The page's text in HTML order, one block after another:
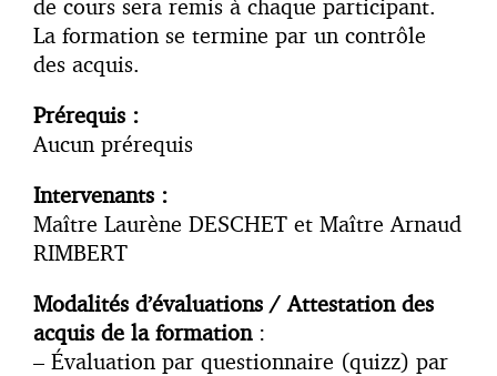
de cours sera remis à chaque participant.
La formation se termine par un contrôle
des acquis.
Prérequis :
Aucun prérequis
Intervenants :
Maître Laurène DESCHET et Maître Arnaud
RIMBERT
Modalités d’évaluations / Attestation des
acquis de la formation:
– Évaluation par questionnaire (quizz) par